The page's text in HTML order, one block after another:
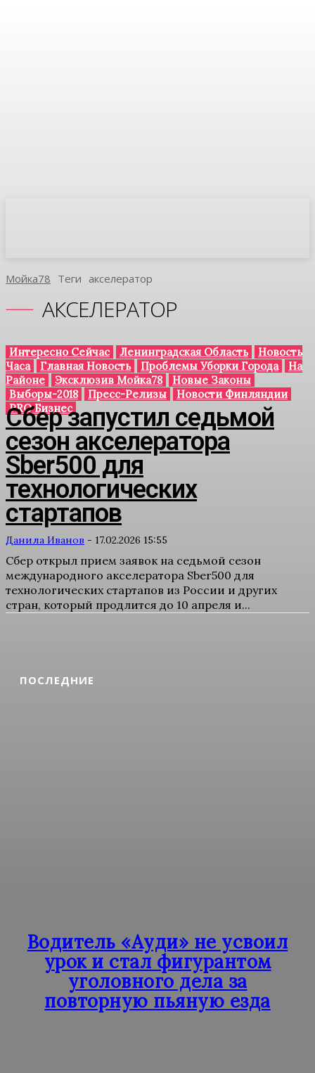
ПОСЛЕДНИЕ
Водитель «Ауди» не усвоил
урок и стал фигурантом
уголовного дела за
повторную пьяную езда
Мойка78 Теги Акселератор
АКСЕЛЕРАТОР
Интересно Сейчас Ленинградская Область
Новость
Часа
Главная Новость Проблемы Уборки Города
На
Районе
Эксклюзив Мойка78
Новые Законы
Выборы-2018
Пресс-Релизы
Новости Финляндии
PRO Бизнес
Сбер запустил седьмой
сезон акселератора
Sber500 для
технологических
стартапов
Данила Иванов - 17.02.2026 15:55
Сбер открыл прием заявок на седьмой сезон
международного акселератора Sber500 для
технологических стартапов из России и других
стран, который продлится до 10 апреля и...